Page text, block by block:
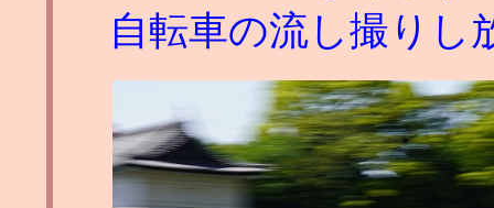
自転車の流し撮りし